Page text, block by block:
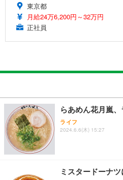
東京都
月給24万6,200円～32万円
正社員
らあめん花月嵐
ライフ
2024.6.6(木) 15:27
ミスタードーナ